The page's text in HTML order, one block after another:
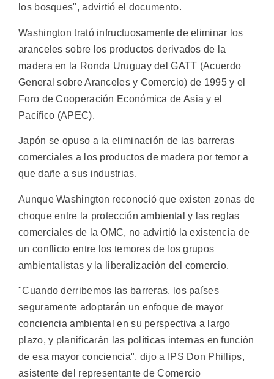
los bosques", advirtió el documento.
Washington trató infructuosamente de eliminar los
aranceles sobre los productos derivados de la
madera en la Ronda Uruguay del GATT (Acuerdo
General sobre Aranceles y Comercio) de 1995 y el
Foro de Cooperación Económica de Asia y el
Pacífico (APEC).
Japón se opuso a la eliminación de las barreras
comerciales a los productos de madera por temor a
que dañe a sus industrias.
Aunque Washington reconoció que existen zonas de
choque entre la protección ambiental y las reglas
comerciales de la OMC, no advirtió la existencia de
un conflicto entre los temores de los grupos
ambientalistas y la liberalización del comercio.
"Cuando derribemos las barreras, los países
seguramente adoptarán un enfoque de mayor
conciencia ambiental en su perspectiva a largo
plazo, y planificarán las políticas internas en función
de esa mayor conciencia", dijo a IPS Don Phillips,
asistente del representante de Comercio